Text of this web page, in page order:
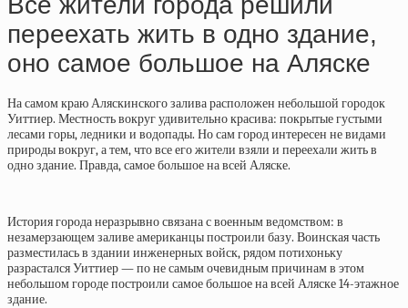
переехать жить в одно здание,
оно самое большое на Аляске
На самом краю Аляскинского залива расположен небольшой городок
Уиттиер. Местность вокруг удивительно красива: покрытые густыми
лесами горы, ледники и водопады. Но сам город интересен не видами
природы вокруг, а тем, что все его жители взяли и переехали жить в
одно здание. Правда, самое большое на всей Аляске.
История города неразрывно связана с военным ведомством: в
незамерзающем заливе американцы построили базу. Воинская часть
разместилась в здании инженерных войск, рядом потихоньку
разрастался Уиттиер — по не самым очевидным причинам в этом
небольшом городе построили самое большое на всей Аляске 14-этажное
здание.